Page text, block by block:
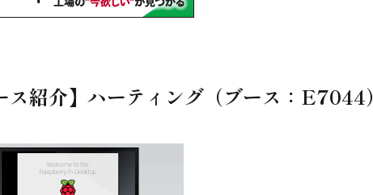
紹介】ハーティング（ブース：E7044）